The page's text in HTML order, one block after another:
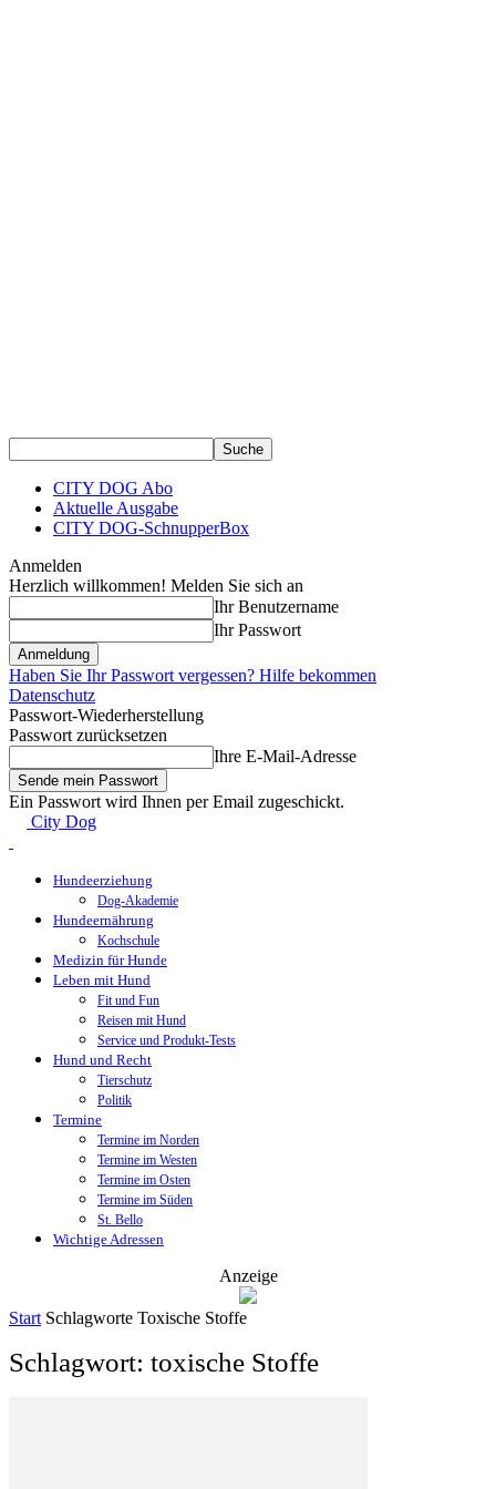
CITY DOG Abo
Aktuelle Ausgabe
CITY DOG-SchnupperBox
Anmelden
Herzlich willkommen! Melden Sie sich an
Ihr Benutzername
Ihr Passwort
Haben Sie Ihr Passwort vergessen? Hilfe bekommen
Datenschutz
Passwort-Wiederherstellung
Passwort zurücksetzen
Ihre E-Mail-Adresse
Ein Passwort wird Ihnen per Email zugeschickt.
City Dog
Hundeerziehung
Dog-Akademie
Hundeernährung
Kochschule
Medizin für Hunde
Leben mit Hund
Fit und Fun
Reisen mit Hund
Service und Produkt-Tests
Hund und Recht
Tierschutz
Politik
Termine
Termine im Norden
Termine im Westen
Termine im Osten
Termine im Süden
St. Bello
Wichtige Adressen
Anzeige
Start Schlagworte Toxische Stoffe
Schlagwort: toxische Stoffe